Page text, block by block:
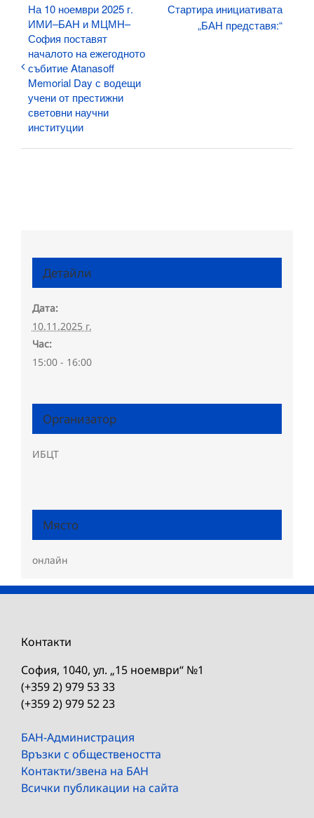
На 10 ноември 2025 г.
ИМИ–БАН и МЦМН–
София поставят
началото на ежегодното
събитие Atanasoff
Memorial Day с водещи
учени от престижни
световни научни
институции
Стартира инициативата
„БАН представя:“
Детайли
Дата:
10.11.2025 г.
Час:
15:00 - 16:00
Организатор
ИБЦТ
Място
онлайн
Контакти
София, 1040, ул. „15 ноември“ №1
(+359 2) 979 53 33
(+359 2) 979 52 23
БАН-Администрация
Връзки с обществеността
Контакти/звена на БАН
Всички публикации на сайта